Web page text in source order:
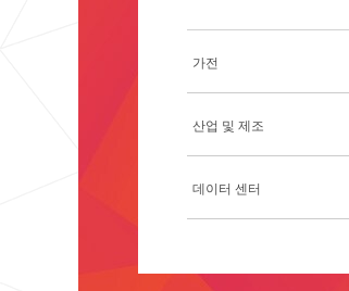
가전
산업 및 제조
데이터 센터
area